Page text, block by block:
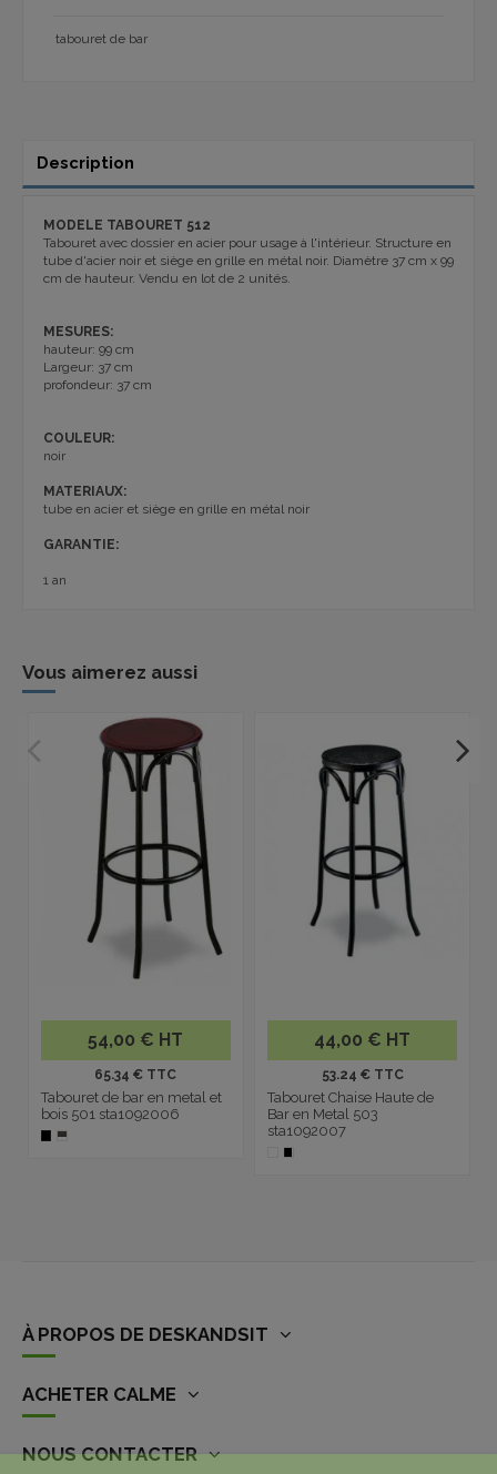
tabouret de bar
Description
MODELE TABOURET 512
Tabouret avec dossier en acier pour usage à l'intérieur. Structure en
tube d'acier noir et siège en grille en métal noir. Diamètre 37 cm x 99
cm de hauteur. Vendu en lot de 2 unités.
MESURES:
hauteur: 99 cm
Largeur: 37 cm
profondeur: 37 cm
COULEUR:
noir
MATERIAUX:
tube en acier et siège en grille en métal noir
GARANTIE:
1 an
Vous aimerez aussi
54,00 € HT
65.34 € TTC
Tabouret de bar en metal et
bois 501 sta1092006
44,00 € HT
53.24 € TTC
Tabouret Chaise Haute de
Bar en Metal 503
sta1092007
À PROPOS DE DESKANDSIT
ACHETER CALME
NOUS CONTACTER